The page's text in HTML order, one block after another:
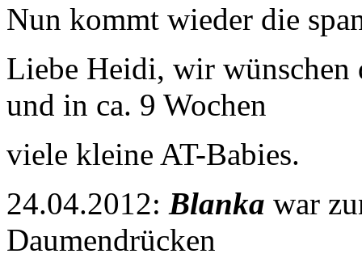
Nun kommt wieder die
Liebe Heidi, wir
und in ca. 9 Wochen
viele kleine AT-Babies.
24.04.2012: Blanka war
Daumendrücken